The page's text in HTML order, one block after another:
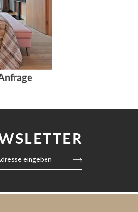
eingeben